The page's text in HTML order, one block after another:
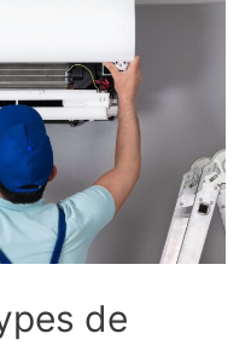
de